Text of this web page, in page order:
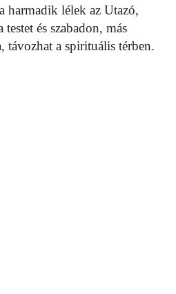
harmadik lélek az Utazó,
és szabadon, más
távozhat a spirituális térben.